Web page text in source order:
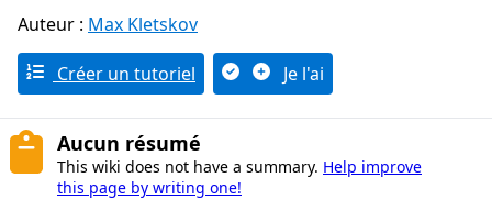
Auteur : Max Kletskov
Créer un tutoriel Je l'ai
Aucun résumé
This wiki does not have a summary. Help improve
this page by writing one!